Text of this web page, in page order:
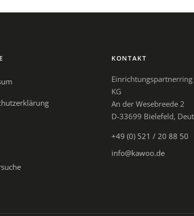
KONTAKT
Einrichtungspartnerring
KG
An der Wesebreede 2
D-33699 Bielefeld,
+49 (0) 521 / 20 88 50
info@kawoo.de